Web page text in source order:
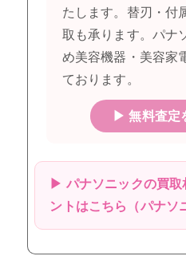
たします。替刃・付
取も承ります。パナ
め美容機器・美容家
ております。
▶ 無料査定
▶ パナソニックの買取
ントはこちら（パナソ